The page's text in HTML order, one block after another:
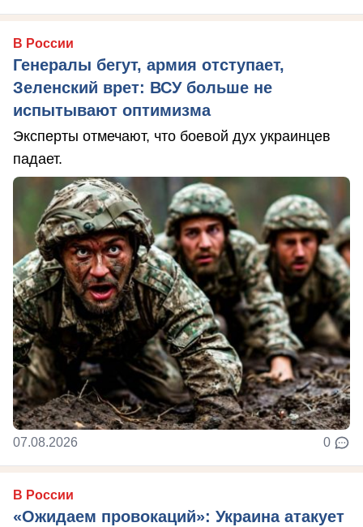
В России
Генералы бегут, армия отступает,
Зеленский врет: ВСУ больше не
испытывают оптимизма
Эксперты отмечают, что боевой дух украинцев
падает.
07.08.2026 0
В России
«Ожидаем провокаций»: Украина атакует